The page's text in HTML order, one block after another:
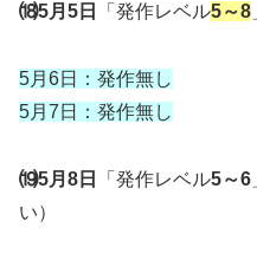
⒅5月5日 「発作レベル5～8
5月6日：発作無し
5月7日：発作無し
⒆5月8日 「発作レベル5～6
い）